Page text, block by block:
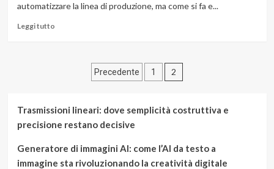
automatizzare la linea di produzione, ma come si fa e...
Leggi tuttoLeggi
automatizzare
produzione
Paginazione
articoli
Precedente 1 2
Trasmissioni lineari: dove semplicità costruttiva e
precisione restano decisive
Generatore di immagini AI: come l’AI da testo a
immagine sta rivoluzionando la creatività digitale